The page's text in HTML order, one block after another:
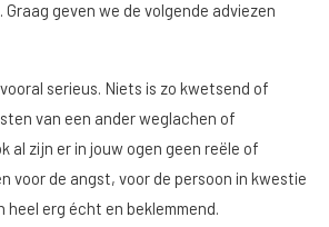
geven we de volgende adviezen
serieus. Niets is zo kwetsend of
van een ander weglachen of
al zijn er in jouw ogen geen reële of
voor de angst, voor de persoon in kwestie
heel erg écht en beklemmend.